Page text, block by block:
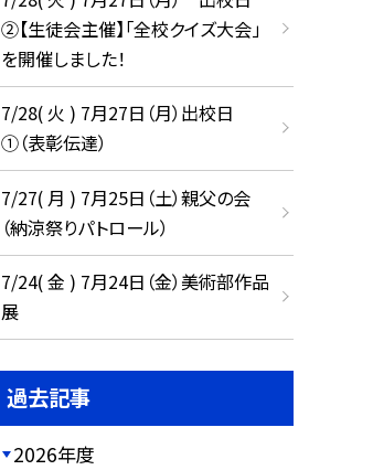
②【生徒会主催】「全校クイズ大会」
を開催しました！
7/28( 火 ) 7月27日（月）出校日
①（表彰伝達）
7/27( 月 ) 7月25日（土）親父の会
（納涼祭りパトロール）
7/24( 金 ) 7月24日（金）美術部作品
展
過去記事
2026年度